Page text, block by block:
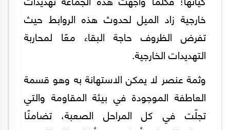
خارجية زاد الميل لحدوث هذه الروابط حيث
تفرض الظروف حاجة البقاء معًا لمحاربة
التهديدات الخارجية.
وثمة عنصر لا يمكن الاستهانة به وهو قسمة
العاطفة الموجودة في بيئة المقاومة والتي
تجلّت في كل المراحل الصعبة، تضامنًا